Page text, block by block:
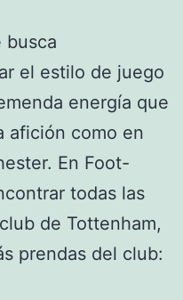
busca
el estilo de juego
energía que
afición como en
En Foot-
todas las
de Tottenham,
prendas del club: